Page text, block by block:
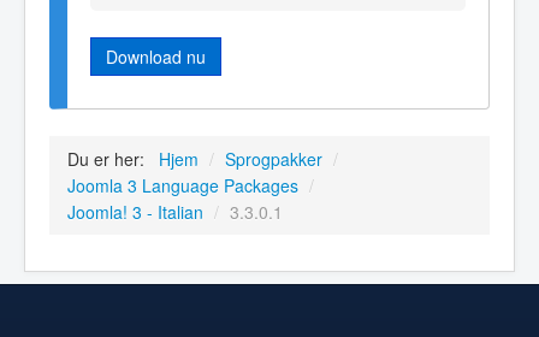
Download nu
Du er her: Hjem / Sprogpakker /
Joomla 3 Language Packages /
Joomla! 3 - Italian / 3.3.0.1